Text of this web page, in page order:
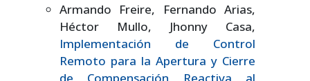
Armando Freire, Fernando Arias,
Héctor Mullo, Jhonny Casa,
Implementación de Control
Remoto para la Apertura y Cierre
de Compensación Reactiva al